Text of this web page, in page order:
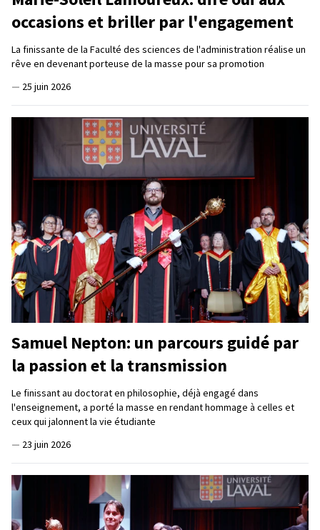
occasions et briller par l'engagement
La finissante de la Faculté des sciences de l'administration réalise un
rêve en devenant porteuse de la masse pour sa promotion
— 25 juin 2026
Samuel Nepton: un parcours guidé par
la passion et la transmission
Le finissant au doctorat en philosophie, déjà engagé dans
l'enseignement, a porté la masse en rendant hommage à celles et
ceux qui jalonnent la vie étudiante
— 23 juin 2026